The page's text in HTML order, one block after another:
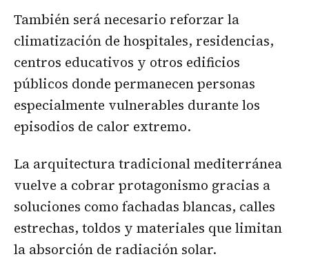
También será necesario reforzar la
climatización de hospitales, residencias,
centros educativos y otros edificios
públicos donde permanecen personas
especialmente vulnerables durante los
episodios de calor extremo.
La arquitectura tradicional mediterránea
vuelve a cobrar protagonismo gracias a
soluciones como fachadas blancas, calles
estrechas, toldos y materiales que limitan
la absorción de radiación solar.